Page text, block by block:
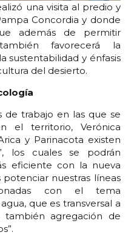
una visita al predio y
Concordia y donde
además de permitir
favorecerá la
sustentabilidad y énfasis
del desierto.
de trabajo en las que se
el territorio, Verónica
y Parinacota existen
los cuales se podrán
eficiente con la nueva
potenciar nuestras líneas
con el tema
que es transversal a
también agregación de